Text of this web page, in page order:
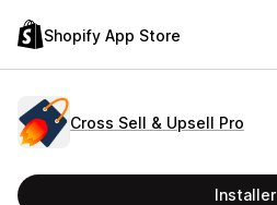
Shopify App Store
Cross Sell & Upsell Pro
Installer